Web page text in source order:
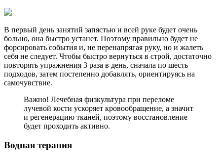
В первый день занятий запястью и всей руке будет очень
больно, она быстро устанет. Поэтому правильно будет не
форсировать события и, не перенапрягая руку, но и жалеть
себя не следует. Чтобы быстро вернуться в строй, достаточно
повторять упражнения 3 раза в день, сначала по шесть
подходов, затем постепенно добавлять, ориентируясь на
самочувствие.
Важно! Лечебная физкультура при переломе
лучевой кости ускоряет кровообращение, а значит
и регенерацию тканей, поэтому восстановление
будет проходить активно.
Водная терапия